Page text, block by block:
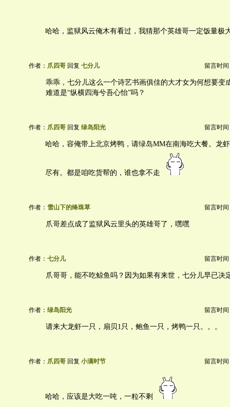
哈哈，监狱风云俺木有看过，我猜那个英雄哥一定饭量极
作者： 爪四哥 回复 七分儿 留言时间
乖乖，七分儿这么一个诗艺书画俱佳的大才女为何想要变
难道是“纵横四海兮吾心怡”吗？
作者： 爪四哥 回复 绿岛阳光 留言时间
哈哈，容俺带上北京烤鸭，请绿岛MM在南海吃大餐。龙
尽有。都是咱吃货帮的，谁也拿不走
作者： 雪山下的绛珠草 留言时间
爪哥差点成了监狱风云里头的英雄哥了，嘿嘿
作者： 七分儿 留言时间
爪哥哥，能不吃鲸鱼吗？因为如果有来世，七分儿早已决
作者： 绿岛阳光 留言时间
请来大龙虾一只，扇贝1只，鲍鱼一只，烤鸭一只。。。
作者： 爪四哥 回复 小满时节 留言时间
哈哈，应该是大吃一吨，一粒不剩